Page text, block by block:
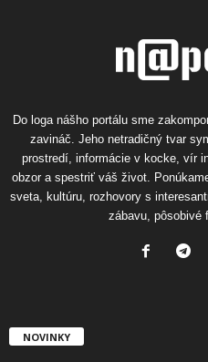
Do loga nášho portálu sme
zavináč. Jeho netradičný tvar
prostredí, informácie v kocke, vír
obzor a spestriť váš život.
sveta, kultúru, rozhovory s
zábavu, pôsobivé
NOVINKY